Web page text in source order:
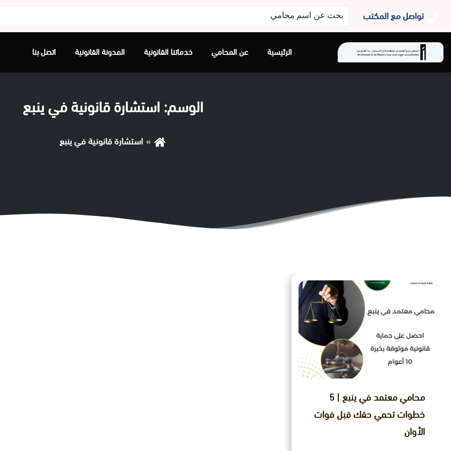
تواصل مع المكتب
البحث
عن:
الرئيسية عن المحامي خدماتنا القانونية المدونة القانونية اتصل بنا
الوسم: استشارة قانونية في ينبع
استشارة قانونية في ينبع
ﻣﺤﺎﻣﻲ ﻣﻌﺘﻤﺪ ﻓﻲ ﻳﻨﺒﻊ | 5
خطوات تحمي حقك قبل فوات
الأوان